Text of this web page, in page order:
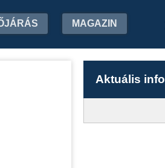
MAGAZIN
Aktuális info